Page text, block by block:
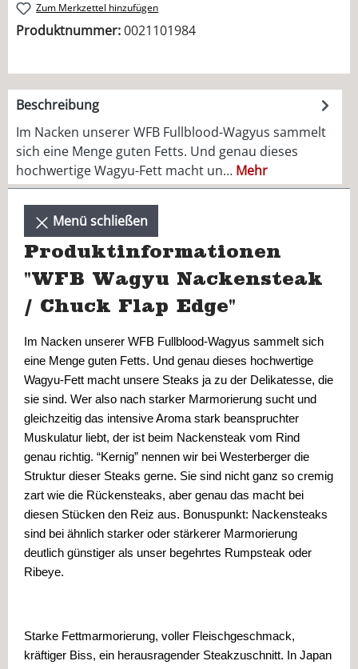
Zum Merkzettel hinzufügen
Produktnummer:0021101984
Beschreibung
Im Nacken unserer WFB Fullblood-Wagyus sammelt
sich eine Menge guten Fetts. Und genau dieses
hochwertige Wagyu-Fett macht un… Mehr
Menü schließen
Produktinformationen
"WFB Wagyu Nackensteak
/ Chuck Flap Edge"
Im Nacken unserer WFB Fullblood-Wagyus sammelt sich
eine Menge guten Fetts. Und genau dieses hochwertige
Wagyu-Fett macht unsere Steaks ja zu der Delikatesse, die
sie sind. Wer also nach starker Marmorierung sucht und
gleichzeitig das intensive Aroma stark beanspruchter
Muskulatur liebt, der ist beim Nackensteak vom Rind
genau richtig. “Kernig” nennen wir bei Westerberger die
Struktur dieser Steaks gerne. Sie sind nicht ganz so cremig
zart wie die Rückensteaks, aber genau das macht bei
diesen Stücken den Reiz aus. Bonuspunkt: Nackensteaks
sind bei ähnlich starker oder stärkerer Marmorierung
deutlich günstiger als unser begehrtes Rumpsteak oder
Ribeye.
Starke Fettmarmorierung, voller Fleischgeschmack,
kräftiger Biss, ein herausragender Steakzuschnitt.
In Japan